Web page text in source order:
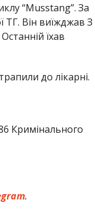
“Musstang”. За
ТГ. Він виїжджав З
їхав
до лікарні.
Кримінального
.